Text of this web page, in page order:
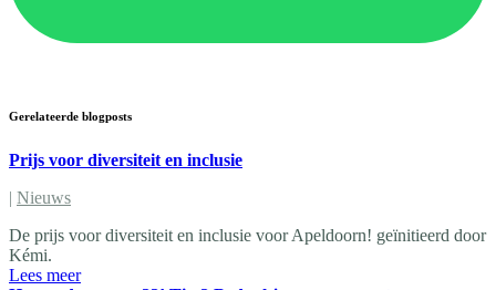
Gerelateerde blogposts
Prijs voor diversiteit en inclusie
| Nieuws
De prijs voor diversiteit en inclusie voor Apeldoorn! geïnitieerd door
Kémi.
Lees meer